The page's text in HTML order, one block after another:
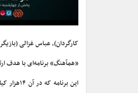
کارگردان)، عباس غزالی
«همآهنگ» برنامه‌ای با هدف ارتقای سطح